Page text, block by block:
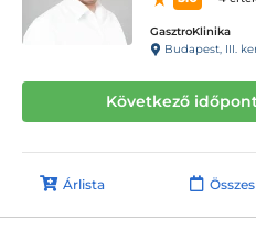
GasztroKlinika
Budapest, III.
Következő
Árlista